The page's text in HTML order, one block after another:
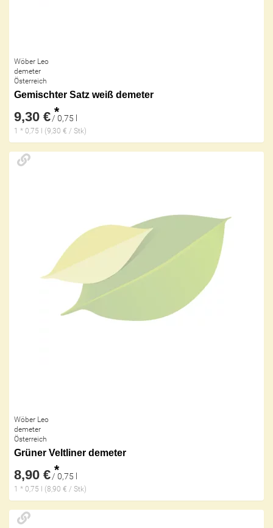
Wöber Leo
demeter
Österreich
Gemischter Satz weiß demeter
9,30 € *
/ 0,75 l
1 * 0,75 l (9,30 € / Stk)
Wöber Leo
demeter
Österreich
Grüner Veltliner demeter
8,90 € *
/ 0,75 l
1 * 0,75 l (8,90 € / Stk)